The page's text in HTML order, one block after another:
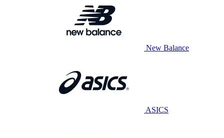
New Balance
ASICS